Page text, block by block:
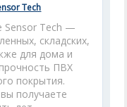
Tech
Sensor Tech —
складских,
для дома и
ПВХ
покрытия.
получаете